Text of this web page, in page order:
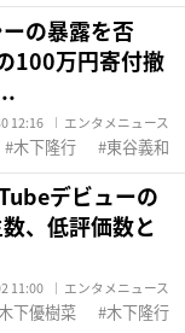
の暴露を否
100万円寄付撤
12:16 エンタメニュース
木下隆行 東谷義和
デビューの
、低評価数と
11:00 エンタメニュース
下優樹菜 木下隆行